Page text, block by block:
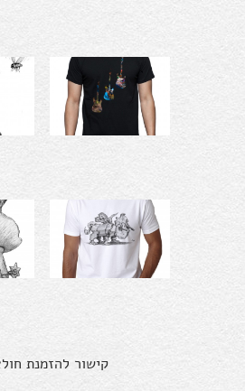
קישור להזמנת